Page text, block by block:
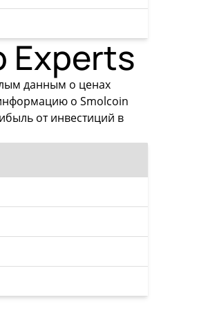
Experts
данным о ценах
о Smolcoin
от инвестиций в